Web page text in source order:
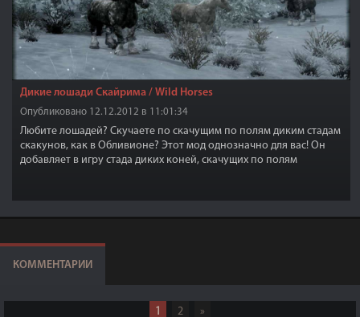
Дикие лошади Скайрима / Wild Horses
Опубликовано 12.12.2012 в 11:01:34
Любите лошадей? Скучаете по скачущим по полям диким стадам
скакунов, как в Обливионе? Этот мод однозначно для вас! Он
добавляет в игру стада диких коней, скачущих по полям
КОММЕНТАРИИ
1 2 »